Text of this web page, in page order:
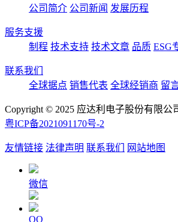
公司简介 公司新闻 发展历程
服务支援
制程 技术支持 技术文章 品质 ESG
联系我们
全球据点 销售代表 全球经销商 留
Copyright © 2025 应达利电子股份有限公
粤ICP备2021091170号-2
友情链接 法律声明 联系我们 网站地图
微信
QQ